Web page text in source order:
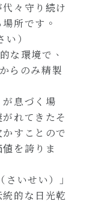
々守り続け
所です。
）
な環境で、
らのみ精製
息づく場
れてきたそ
すことので
を誇りま
いせい）」
的な日光乾